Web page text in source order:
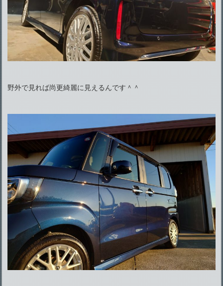
野外で見れば尚更綺麗に見えるんです＾＾